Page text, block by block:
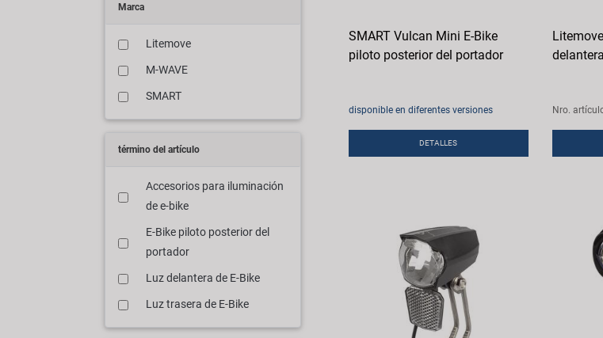
Marca
Litemove
M-WAVE
SMART
término del artículo
Accesorios para iluminación
de e-bike
E-Bike piloto posterior del
portador
Luz delantera de E-Bike
Luz trasera de E-Bike
SMART Vulcan Mini E-Bike
piloto posterior del portador
disponible en diferentes versiones
DETALLES
Nro.